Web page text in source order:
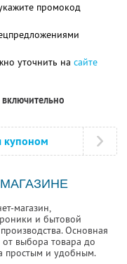
промокод
уточнить на сайте
купоном
магазин,
и бытовой
Основная
от выбора товара до
простым и удобным.